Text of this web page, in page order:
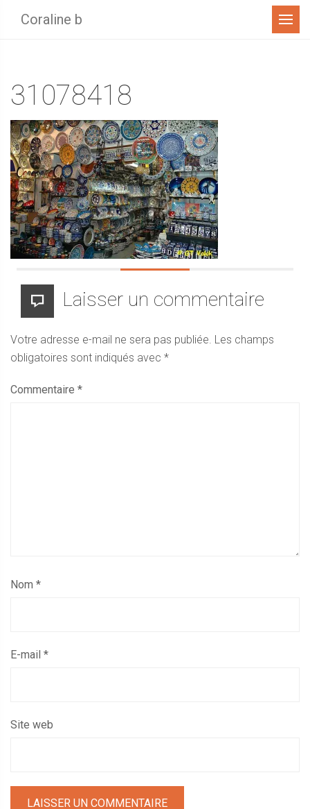
Coraline b Menu
31078418
Laisser un commentaire
Votre adresse e-mail ne sera pas publiée. Les champs
obligatoires sont indiqués avec *
Commentaire *
Nom *
E-mail *
Site web